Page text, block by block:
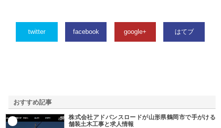
twitter facebook google+ はてブ
おすすめ記事
株式会社アドバンスロードが山形県鶴岡市で手がける
舗装土木工事と求人情報